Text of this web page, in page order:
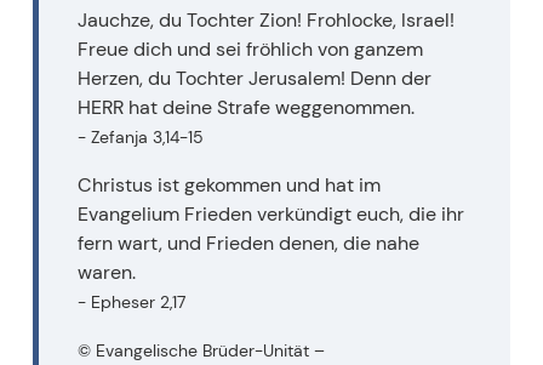
Jauchze, du Tochter Zion! Frohlocke, Israel!
Freue dich und sei fröhlich von ganzem
Herzen, du Tochter Jerusalem! Denn der
HERR hat deine Strafe weggenommen.
- Zefanja 3,14-15
Christus ist gekommen und hat im
Evangelium Frieden verkündigt euch, die ihr
fern wart, und Frieden denen, die nahe
waren.
- Epheser 2,17
© Evangelische Brüder-Unität–